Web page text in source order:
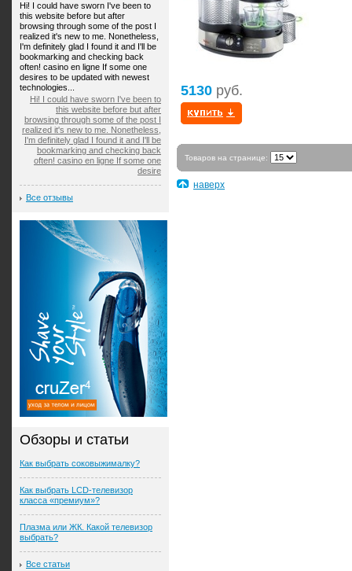
5130 руб.
Товаров на странице:
наверх
Hi! I could have sworn I've been to
this website before but after
browsing through some of the post I
realized it's new to me. Nonetheless,
I'm definitely glad I found it and I'll be
bookmarking and checking back
often! casino en ligne If some one
desires to be updated with newest
technologies...
Hi! I could have sworn I've been to
this website before but after
browsing through some of the post I
realized it's new to me. Nonetheless,
I'm definitely glad I found it and I'll be
bookmarking and checking back
often! casino en ligne If some one
desire
Все отзывы
Обзоры и статьи
Как выбрать соковыжималку?
Как выбрать LCD-телевизор
класса «премиум»?
Плазма или ЖК. Какой телевизор
выбрать?
Все статьи